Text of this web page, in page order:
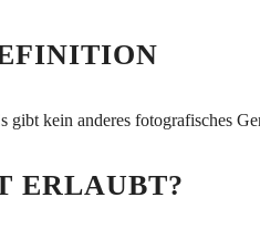
gibt kein anderes fotografisches
ERLAUBT?